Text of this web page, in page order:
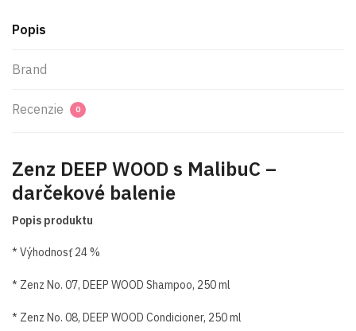
Popis
Brand
Recenzie 0
Zenz DEEP WOOD s MalibuC –
darčekové balenie
Popis produktu
* Výhodnosť 24 %
* Zenz No. 07, DEEP WOOD Shampoo, 250 ml
* Zenz No. 08, DEEP WOOD Condicioner, 250 ml